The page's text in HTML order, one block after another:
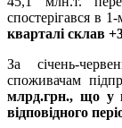
спостерігався в
кварталі склав
За січень-
споживачам
млрд.грн., що у
відповідного